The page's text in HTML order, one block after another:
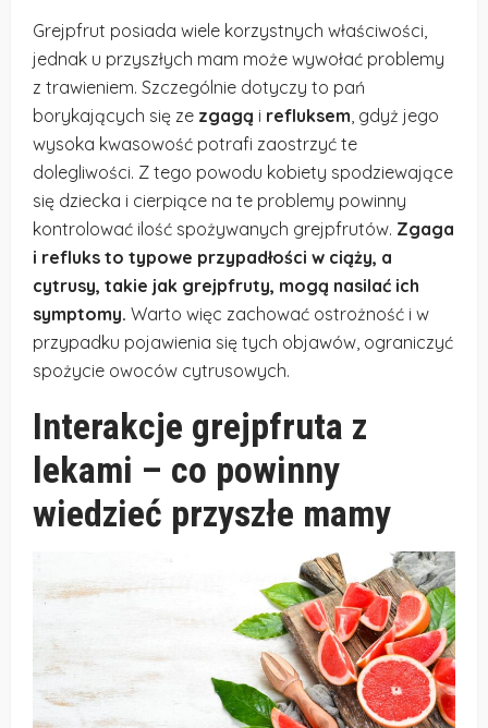
Grejpfrut posiada wiele korzystnych właściwości,
jednak u przyszłych mam może wywołać problemy
z trawieniem. Szczególnie dotyczy to pań
borykających się ze zgagą i refluksem , gdyż jego
wysoka kwasowość potrafi zaostrzyć te
dolegliwości. Z tego powodu kobiety spodziewające
się dziecka i cierpiące na te problemy powinny
kontrolować ilość spożywanych grejpfrutów. Zgaga
i refluks to typowe przypadłości w ciąży, a
cytrusy, takie jak grejpfruty, mogą nasilać ich
symptomy. Warto więc zachować ostrożność i w
przypadku pojawienia się tych objawów, ograniczyć
spożycie owoców cytrusowych.
Interakcje grejpfruta z
lekami – co powinny
wiedzieć przyszłe mamy